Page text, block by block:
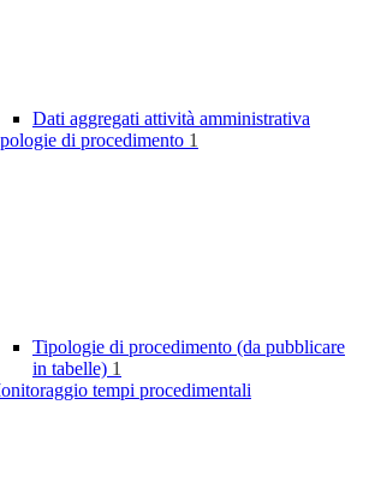
Dati aggregati attività amministrativa
di procedimento 1
Tipologie di procedimento (da pubblicare
in tabelle) 1
tempi procedimentali